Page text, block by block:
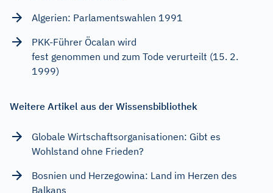
Algerien: Parlamentswahlen 1991
PKK-Führer Öcalan wird
fest genommen und zum Tode verurteilt (15. 2.
1999)
Weitere Artikel aus der Wissensbibliothek
Globale Wirtschaftsorganisationen: Gibt es
Wohlstand ohne Frieden?
Bosnien und Herzegowina: Land im Herzen des
Balkans